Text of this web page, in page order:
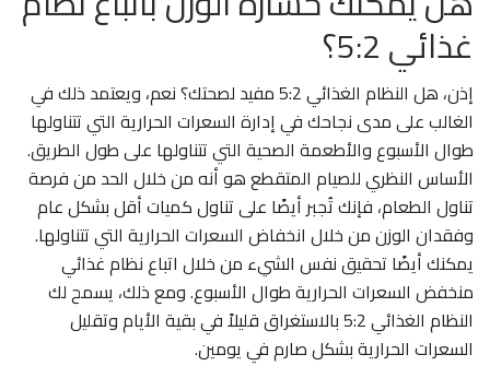
غذائي 5:2؟
إذن، هل النظام الغذائي 5:2 مفيد لصحتك؟ نعم، ويعتمد ذلك في
الغالب على مدى نجاحك في إدارة السعرات الحرارية التي تتناولها
طوال الأسبوع والأطعمة الصحية التي تتناولها على طول الطريق.
الأساس النظري للصيام المتقطع هو أنه من خلال الحد من فرصة
تناول الطعام، فإنك تُجبر أيضًا على تناول كميات أقل بشكل عام
وفقدان الوزن من خلال انخفاض السعرات الحرارية التي تتناولها.
يمكنك أيضًا تحقيق نفس الشيء من خلال اتباع نظام غذائي
منخفض السعرات الحرارية طوال الأسبوع. ومع ذلك، يسمح لك
النظام الغذائي 5:2 بالاستغراق قليلاً في بقية الأيام وتقليل
السعرات الحرارية بشكل صارم في يومين.